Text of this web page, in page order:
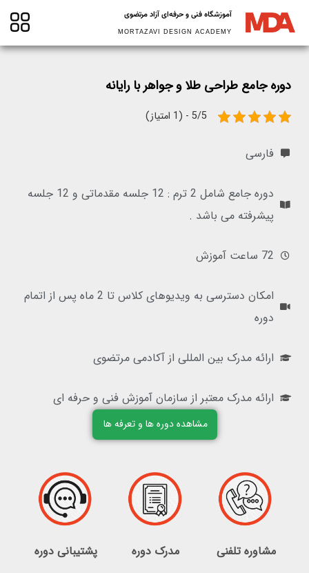
آموزشگاه فنی و حرفه‌ای آزاد مرتضوی
MORTAZAVI DESIGN ACADEMY
دوره جامع طراحی طلا و جواهر با رایانه
5/5 - (1 امتیاز)
فارسی
دوره جامع شامل 2 ترم : 12 جلسه مقدماتی و 12 جلسه
پیشرفته می باشد .
72 ساعت آموزش
امکان دسترسی به ویدیوهای کلاس تا 2 ماه پس از اتمام
دوره
ارائه مدرک بین المللی از آکادمی مرتضوی
ارائه مدرک معتبر از سازمان آموزش فنی و حرفه ای
مشاهده دوره ها و تعرفه ها
مشاوره تلفنی مدرک دوره پشتیبانی دوره